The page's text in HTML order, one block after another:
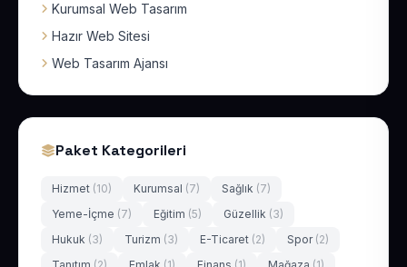
Kurumsal Web Tasarım
Hazır Web Sitesi
Web Tasarım Ajansı
Paket Kategorileri
Hizmet (10) Kurumsal (7) Sağlık (7)
Yeme-İçme (7) Eğitim (5) Güzellik (3)
Hukuk (3) Turizm (3) E-Ticaret (2) Spor (2)